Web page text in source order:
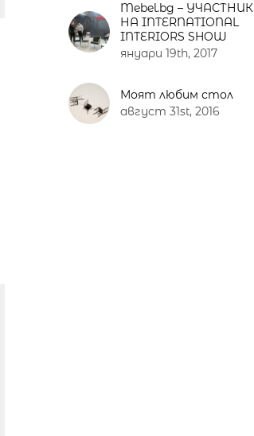
Mebel.bg – УЧАСТНИК
НА INTERNATIONAL
INTERIORS SHOW
януари 19th, 2017
Моят любим стол
август 31st, 2016